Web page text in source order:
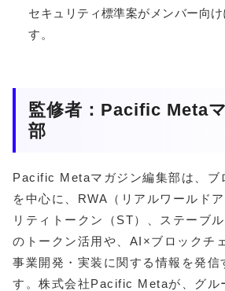
セキュリティ標準案がメンバー向
す。
監修者：Pacific Meta
部
Pacific Metaマガジン編集部は、ブ
を中心に、RWA（リアルワールド
リティトークン（ST）、ステーブ
のトークン活用や、AI×ブロックチ
事業開発・実装に関する情報を発信
す。株式会社Pacific Metaが、グル